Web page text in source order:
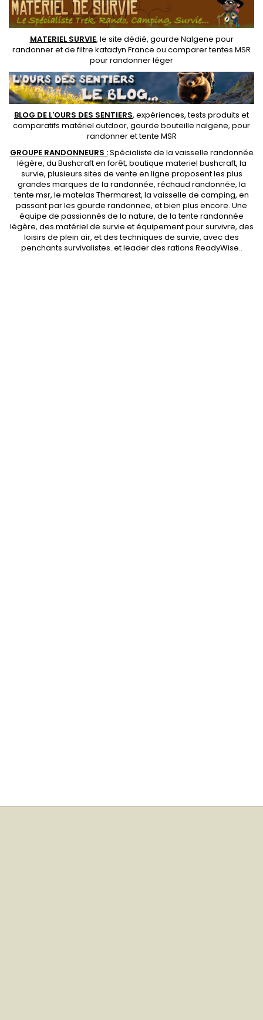
MATERIEL SURVIE, le site dédié, gourde Nalgene pour
randonneret defiltre katadyn France ou comparer tentes MSR
pour randonner léger
BLOG DE L'OURS DES SENTIERS, expériences, tests produits et
comparatifs matériel outdoor, gourde bouteille nalgene, pour
randonner ettente MSR
GROUPE RANDONNEURS :Spécialiste de la vaisselle randonnée
légère, du Bushcraft en forêt, boutique materiel bushcraft, la
survie, plusieurs sites de vente en ligne proposent les plus
grandes marques de la randonnée, réchaud randonnée, la
tente msr, le matelas Thermarest, la vaisselle de camping, en
passant par les gourde randonnee, et bien plus encore. Une
équipe de passionnés de la nature, de latente randonnée
légère, des matériel de survie et équipement pour survivre, des
loisirs de plein air, et des techniques de survie, avec des
penchants survivalistes. et leader des rations ReadyWise..